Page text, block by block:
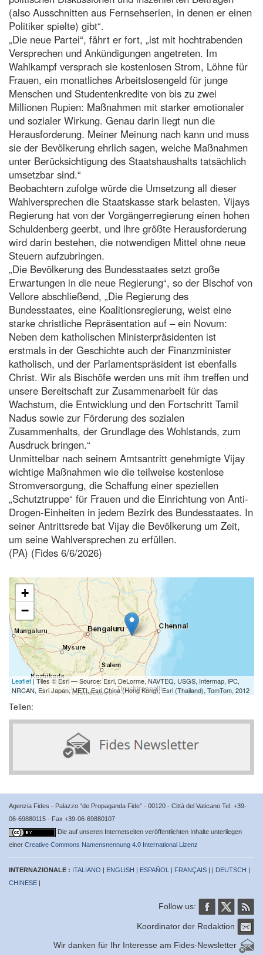
(also Ausschnitten aus Fernsehserien, in denen er einen
Politiker spielte) gibt“.
„Die neue Partei“, fährt er fort, „ist mit hochtrabenden
Versprechen und Ankündigungen angetreten. Im
Wahlkampf versprach sie kostenlosen Strom, Löhne für
Frauen, ein monatliches Arbeitslosengeld für junge
Menschen und Studentenkredite von bis zu zwei
Millionen Rupien: Maßnahmen mit starker emotionaler
und sozialer Wirkung. Genau darin liegt nun die
Herausforderung. Meiner Meinung nach kann und muss
sie der Bevölkerung ehrlich sagen, welche Maßnahmen
unter Berücksichtigung des Staatshaushalts tatsächlich
umsetzbar sind.“
Beobachtern zufolge würde die Umsetzung all dieser
Wahlversprechen die Staatskasse stark belasten. Vijays
Regierung hat von der Vorgängerregierung einen hohen
Schuldenberg geerbt, und ihre größte Herausforderung
wird darin bestehen, die notwendigen Mittel ohne neue
Steuern aufzubringen.
„Die Bevölkerung des Bundesstaates setzt große
Erwartungen in die neue Regierung“, so der Bischof von
Vellore abschließend, „Die Regierung des
Bundesstaates, eine Koalitionsregierung, weist eine
starke christliche Repräsentation auf – ein Novum:
Neben dem katholischen Ministerpräsidenten ist
erstmals in der Geschichte auch der Finanzminister
katholisch, und der Parlamentspräsident ist ebenfalls
Christ. Wir als Bischöfe werden uns mit ihm treffen und
unsere Bereitschaft zur Zusammenarbeit für das
Wachstum, die Entwicklung und den Fortschritt Tamil
Nadus sowie zur Förderung des sozialen
Zusammenhalts, der Grundlage des Wohlstands, zum
Ausdruck bringen.“
Unmittelbar nach seinem Amtsantritt genehmigte Vijay
wichtige Maßnahmen wie die teilweise kostenlose
Stromversorgung, die Schaffung einer speziellen
„Schutztruppe“ für Frauen und die Einrichtung von Anti-
Drogen-Einheiten in jedem Bezirk des Bundesstaates. In
seiner Antrittsrede bat Vijay die Bevölkerung um Zeit,
um seine Wahlversprechen zu erfüllen.
(PA) (Fides 6/6/2026)
+
−
Leaflet| Tiles © Esri — Source: Esri, DeLorme, NAVTEQ, USGS, Intermap, iPC,
NRCAN, Esri Japan, METI, Esri China (Hong Kong), Esri (Thailand), TomTom, 2012
Teilen:
Agenzia Fides - Palazzo “de Propaganda Fide” - 00120 - Città del Vaticano Tel. +39-
06-69880115 - Fax +39-06-69880107
Die auf unseren Internetseiten veröffentlichten Inhalte unterliegen
einer Creative Commons Namensnennung 4.0 International Lizenz
INTERNAZIONALE : ITALIANO | ENGLISH | ESPAÑOL | FRANÇAIS | | DEUTSCH |
CHINESE |
Follow us:
Koordinator der Redaktion
Wir danken für Ihr Interesse am Fides-Newsletter